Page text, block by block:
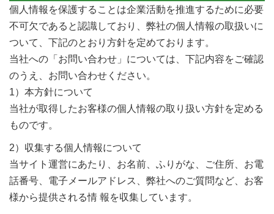
個人情報を保護することは企業活動を推進するために必要
不可欠であると認識しており、弊社の個人情報の取扱いに
ついて、下記のとおり方針を定めております。
当社への「お問い合わせ」については、下記内容をご確認
のうえ、お問い合わせください。
1）本方針について
当社が取得したお客様の個人情報の取り扱い方針を定める
ものです。
2）収集する個人情報について
当サイト運営にあたり、お名前、ふりがな、ご住所、お電
話番号、電子メールアドレス、弊社へのご質問など、お客
様から提供される情 報を収集しています。